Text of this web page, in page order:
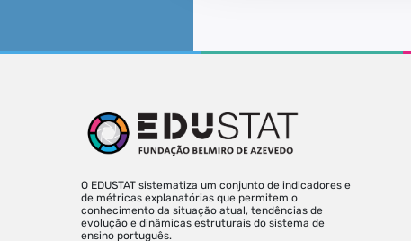
O EDUSTAT sistematiza um conjunto de indicadores e
de métricas explanatórias que permitem o
conhecimento da situação atual, tendências de
evolução e dinâmicas estruturais do sistema de
ensino português.